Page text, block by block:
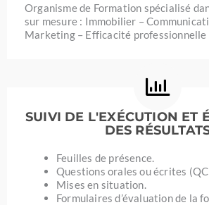
Organisme de Formation spécialisé
sur mesure : Immobilier –
Marketing – Efficacité professionnelle
SUIVI DE L'EXÉCUTION ET
DES
Feuilles de présence.
Questions orales ou écrites
Mises en situation.
Formulaires d’évaluation de la